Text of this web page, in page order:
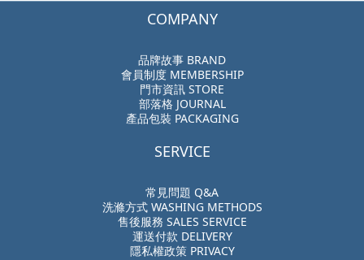
COMPANY
品牌故事 BRAND
會員制度 MEMBERSHIP
門市資訊 STORE
部落格 JOURNAL
產品包裝 PACKAGING
SERVICE
常見問題 Q&A
洗滌方式 WASHING METHODS
售後服務 SALES SERVICE
運送付款 DELIVERY
隱私權政策 PRIVACY